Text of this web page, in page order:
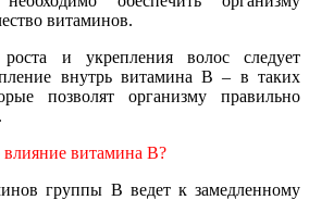
витаминов.
и укрепления волос следует
внутрь витамина В – в таких
позволят организму правильно
витамина В?
группы В ведет к замедленному